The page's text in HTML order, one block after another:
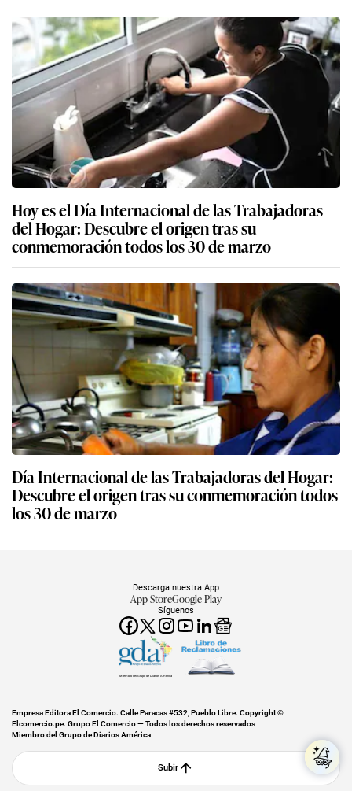
Hoy es el Día Internacional de las Trabajadoras
del Hogar: Descubre el origen tras su
conmemoración todos los 30 de marzo
Día Internacional de las Trabajadoras del Hogar:
Descubre el origen tras su conmemoración todos
los 30 de marzo
Síguenos
Descarga nuestra App
App StoreGoogle Play
Miembro del Grupo de Diarios América
Empresa Editora El Comercio. Calle Paracas #532, Pueblo Libre. Copyright ©
Elcomercio.pe. Grupo El Comercio — Todos los derechos reservados
Miembro del Grupo de Diarios América
Subir